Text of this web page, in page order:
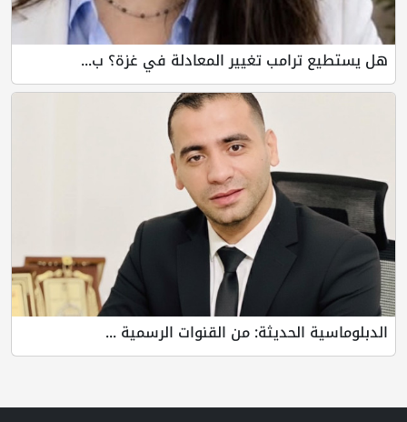
تغيير المعادلة في غزة؟ ب...
من القنوات الرسمية ...